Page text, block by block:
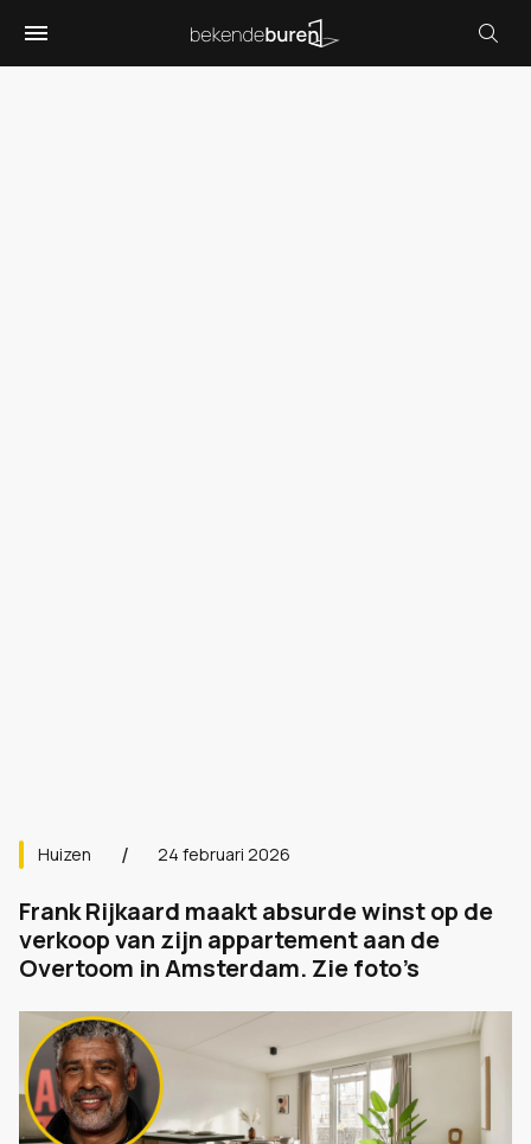
Huizen 24 februari 2026
Frank Rijkaard maakt absurde winst op de
verkoop van zijn appartement aan de
Overtoom in Amsterdam. Zie foto’s